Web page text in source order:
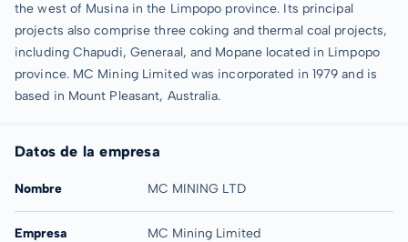
the west of Musina in the Limpopo province. Its principal
projects also comprise three coking and thermal coal projects,
including Chapudi, Generaal, and Mopane located in Limpopo
province. MC Mining Limited was incorporated in 1979 and is
based in Mount Pleasant, Australia.
Datos de la empresa
Nombre MC MINING LTD
Empresa MC Mining Limited